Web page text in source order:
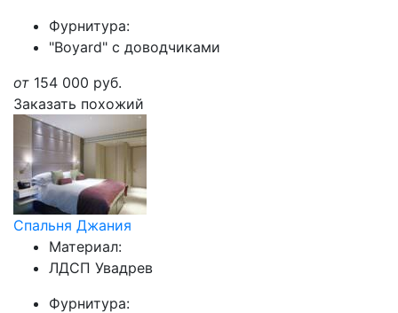
Фурнитура:
"Boyard" с доводчиками
от 154 000 руб.
Заказать похожий
Спальня Джания
Материал:
ЛДСП Увадрев
Фурнитура: